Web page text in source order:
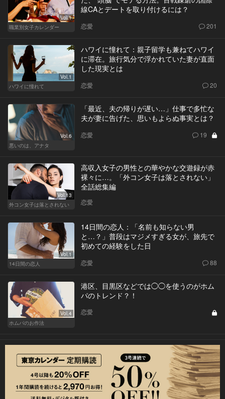
Vol.1
職業別女子カレンダー
線CAとデートを取り付けるには？
恋愛 201
Vol.1
ハワイに憧れて
ハワイに憧れて：親子留学も兼ねてハワイ
に滞在。旅行気分で浮かれていた妻が直面
した現実とは
恋愛 20
Vol.6
悪いのは、アナタ
「最近、夫の帰りが遅い…」仕事で多忙な
夫が妻に告げた、思いもよらぬ事実とは？
恋愛 19
Vol.13
外コン女子は落とされない
高収入女子の男性との華やかな交遊録が赤
裸々に…。「外コン女子は落とされない」
全話総集編
恋愛
Vol.1
14日間の恋人
14日間の恋人：「名前も知らない男
と…？」普段はマジメすぎる女が、旅先で
初めての経験をした日
恋愛 88
Vol.4
ホムパのお作法
港区、目黒区などでは◯◯を使うのがホム
パのトレンド？！
恋愛